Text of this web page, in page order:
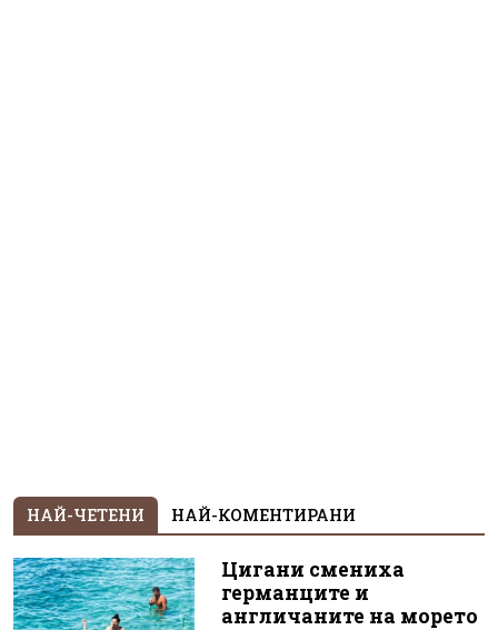
НАЙ-ЧЕТЕНИ НАЙ-КОМЕНТИРАНИ
Цигани смениха
германците и
англичаните на морето